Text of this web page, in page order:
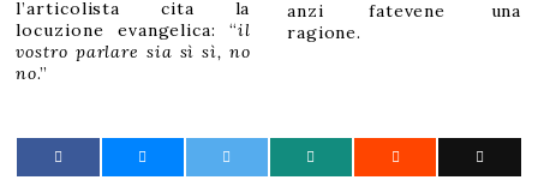
l’articolista cita la
locuzione evangelica: “il
vostro parlare sia sì sì, no
no.”
anzi fatevene una
ragione.